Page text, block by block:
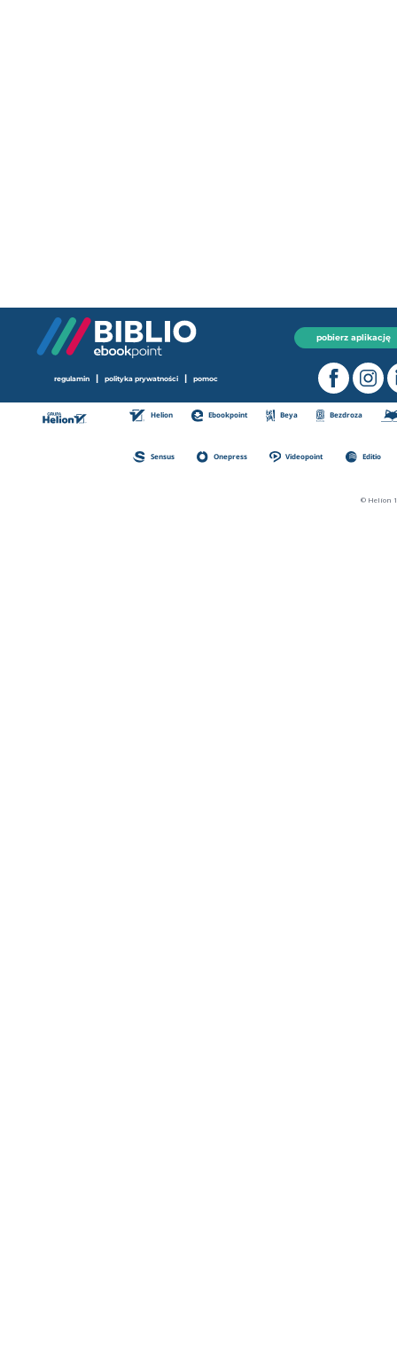
pobierz aplikację
regulamin | polityka prywatności | pomoc
Helion Ebookpoint Beya Bezdroza
Sensus Onepress Videopoint Editio
© Helion